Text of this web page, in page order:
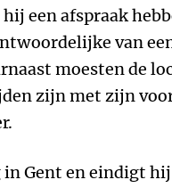
een afspraak
van
moesten de
zijn met zijn
Gent en eindigt